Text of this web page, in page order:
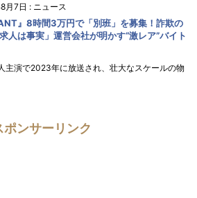
月7日 : ニュース
』8時間3万円で「別班」を募集！詐欺の
人は事実」運営会社が明かす“激レア”バイト
主演で2023年に放送され、壮大なスケールの物
ポンサーリンク